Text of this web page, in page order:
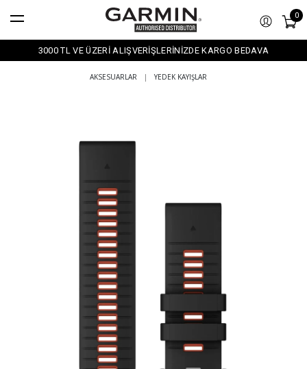
0
3000 TL VE ÜZERİ ALIŞVERİŞLERİNİZDE KARGO BEDAVA
AKSESUARLAR | YEDEK KAYIŞLAR